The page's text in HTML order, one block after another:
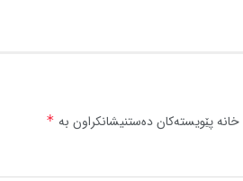
خانە پێویستەکان دەستنیشانکراون بە *